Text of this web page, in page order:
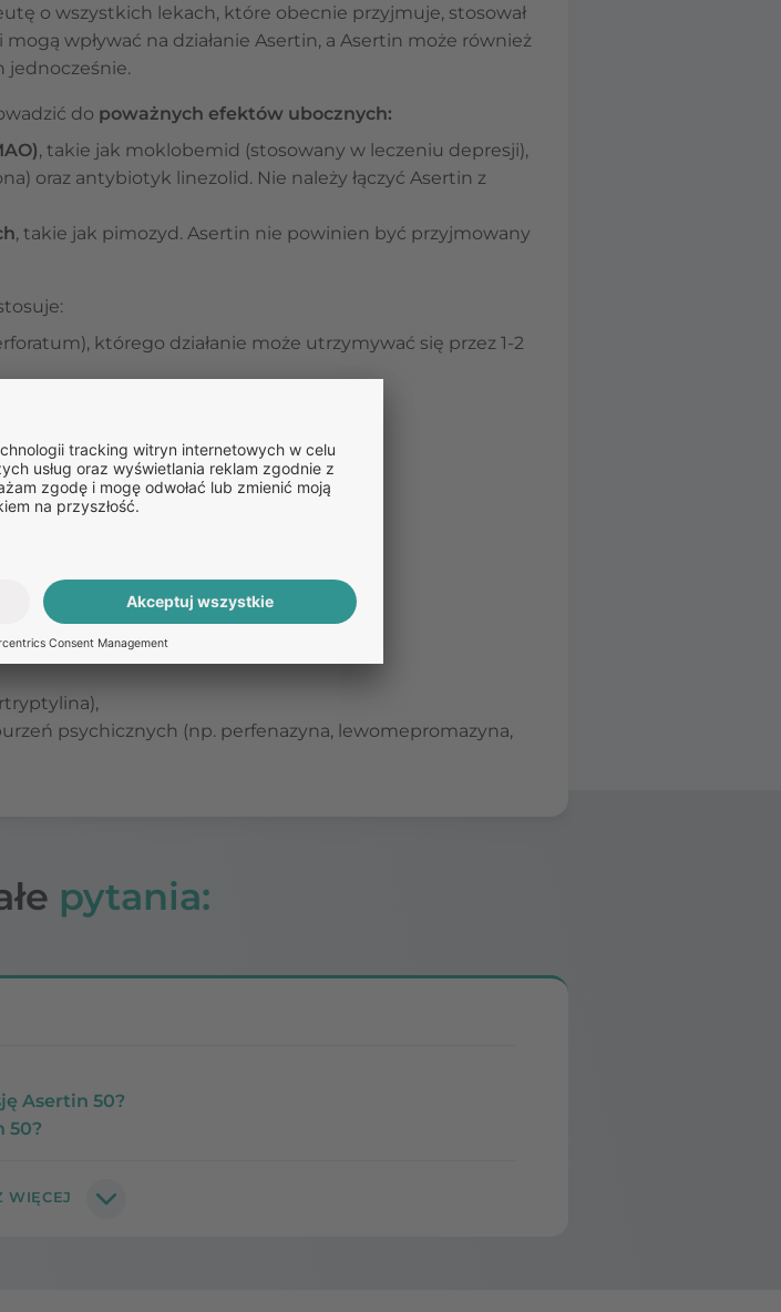
o wszystkich lekach, które obecnie przyjmuje, stosował
wpływać na działanie Asertin, a Asertin może również
jednocześnie.
do poważnych efektów ubocznych:
, takie jak moklobemid (stosowany w leczeniu depresji),
oraz antybiotyk linezolid. Nie należy łączyć Asertin z
, takie jak pimozyd. Asertin nie powinien być przyjmowany
którego działanie może utrzymywać się przez 1-2
salicylowy),
psychicznych (np. perfenazyna, lewomepromazyna,
pytania:
Asertin 50?
50?